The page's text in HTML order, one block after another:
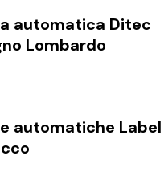
automatica Ditec
Lombardo
automatiche Label